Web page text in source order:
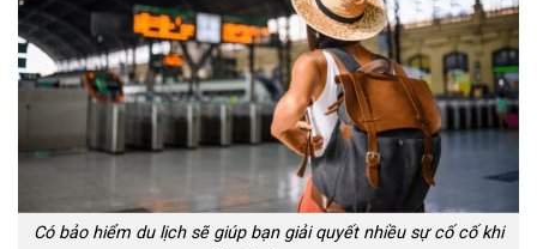
Có bảo hiểm du lịch sẽ giúp bạn giải quyết nhiều sự cố cố khi